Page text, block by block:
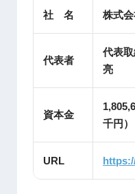
社 名 株式
代表者
代表
亮
資本金
千円）
URL